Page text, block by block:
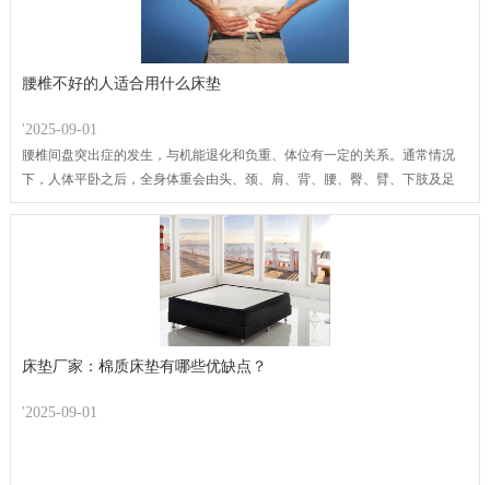
腰椎不好的人适合用什么床垫
'2025-09-01
腰椎间盘突出症的发生，与机能退化和负重、体位有一定的关系。通常情况
下，人体平卧之后，全身体重会由头、颈、肩、背、腰、臀、臂、下肢及足
跟等部位共同分担，腰椎负担减轻了，痛感也随之减轻。因此，对腰椎病患
者而言，很有必要选择一个适宜睡眠的卧具，包括枕头。
床垫厂家：棉质床垫有哪些优缺点？
'2025-09-01